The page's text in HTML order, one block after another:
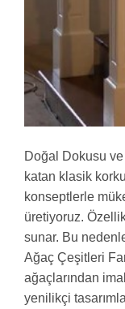
Doğal Dokusu ve
katan klasik
konseptlerle
üretiyoruz.
sunar. Bu
Ağaç Çeşitleri
ağaçlarından
yenilikçi